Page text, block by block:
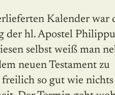
der hl. Apostel
selbst weiß man
neuen Testament zu
freilich so gut wie